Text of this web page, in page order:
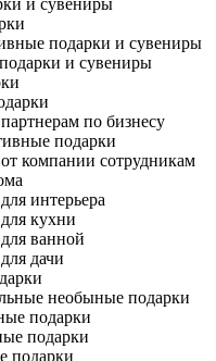
и сувениры
подарки и сувениры
и сувениры
по бизнесу
подарки
компании сотрудникам
интерьера
кухни
ванной
дачи
необыные подарки
подарки
подарки
подарки